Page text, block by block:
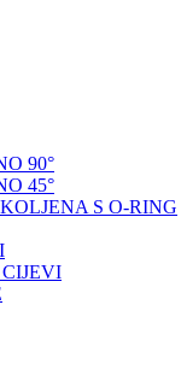
90°
45°
S O-RING